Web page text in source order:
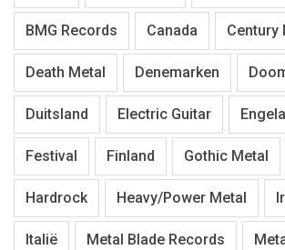
BMG Records Canada Century
Death Metal Denemarken
Duitsland Electric Guitar
Festival Finland Gothic Metal
Hardrock Heavy/Power Metal
Italië Metal Blade Records